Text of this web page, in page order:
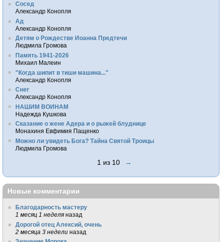
Сосед
Александр Конопля
Ад
Александр Конопля
Детям о Рождестве Иоанна Предтечи
Людмила Громова
Память 1941-2026
Михаил Малеин
"Когда шипит в тиши машина..."
Александр Конопля
Снег
Александр Конопля
НАШИМ ВОИНАМ
Надежда Кушкова
Сказание о жене Адера и о рыжей блуднице
Монахиня Евфимия Пащенко
Можно ли увидеть Бога? Тайна Святой Троицы
Людмила Громова
1 из 10 →
Новые комментарии
Благодарность мастеру
1 месяц 1 неделя назад
Дорогой отец Алексий, очень
2 месяца 3 недели назад